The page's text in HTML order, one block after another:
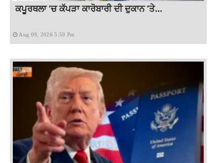
ਕਪੂਰਥਲਾ ‘ਚ ਕੱਪੜਾ ਕਾਰੋਬਾਰੀ ਦੀ ਦੁਕਾਨ ‘ਤੇ...
Aug 09, 2026 5:59 Pm